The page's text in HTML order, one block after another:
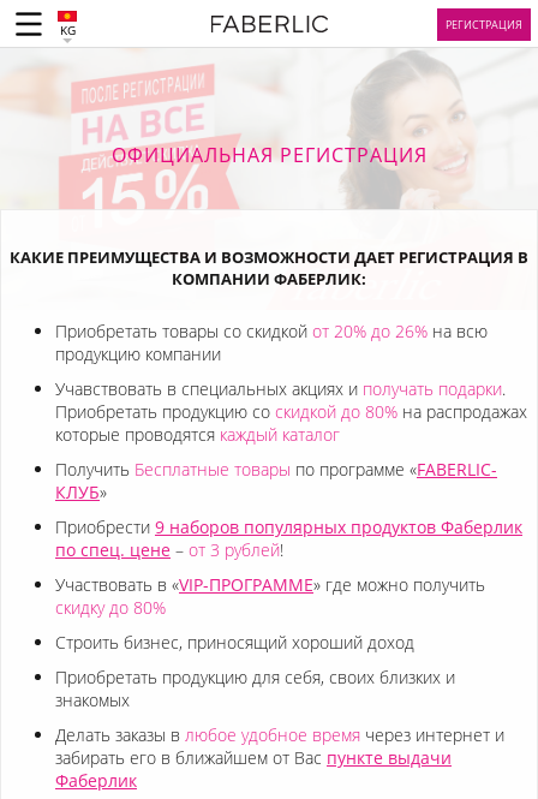
KG РЕГИСТРАЦИЯ
ОФИЦИАЛЬНАЯ РЕГИСТРАЦИЯ
КАКИЕ ПРЕИМУЩЕСТВА И ВОЗМОЖНОСТИ ДАЕТ РЕГИСТРАЦИЯ В
КОМПАНИИ ФАБЕРЛИК:
Приобретать товары со скидкой от 20% до 26% на всю
продукцию компании
Учавствовать в специальных акциях и получать подарки.
Приобретать продукцию со скидкой до 80% на распродажах
которые проводятся каждый каталог
Получить Бесплатные товары по программе «FABERLIC-
КЛУБ»
Приобрести 9 наборов популярных продуктов Фаберлик
по спец. цене – от 3 рублей!
Участвовать в «VIP-ПРОГРАММЕ» где можно получить
скидку до 80%
Строить бизнес, приносящий хороший доход
Приобретать продукцию для себя, своих близких и
знакомых
Делать заказы в любое удобное время через интернет и
забирать его в ближайшем от Вас пункте выдачи
Фаберлик